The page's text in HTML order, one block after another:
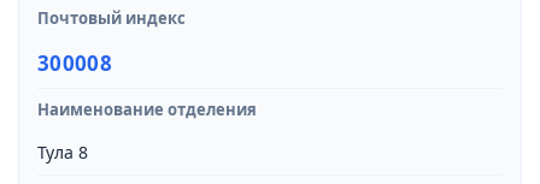
Почтовый индекс
300008
Наименование отделения
Тула 8